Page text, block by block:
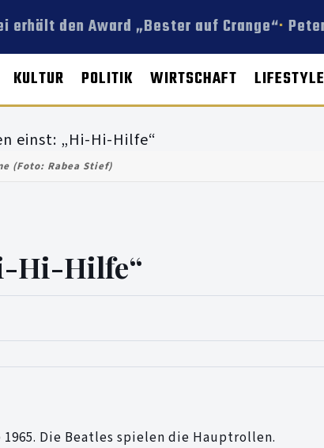
erhält den Award „Bester auf Crange“
KULTUR POLITIK WIRTSCHAFT LIFESTYLE
(Foto: Rabea Stief)
Hi-Hilfe“
Die Beatles spielen die Hauptrollen.